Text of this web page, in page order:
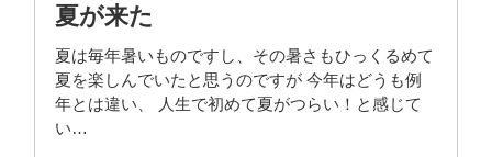
夏が来た
夏は毎年暑いものですし、その暑さもひっくるめて
夏を楽しんでいたと思うのですが 今年はどうも例
年とは違い、 人生で初めて夏がつらい！と感じて
い…